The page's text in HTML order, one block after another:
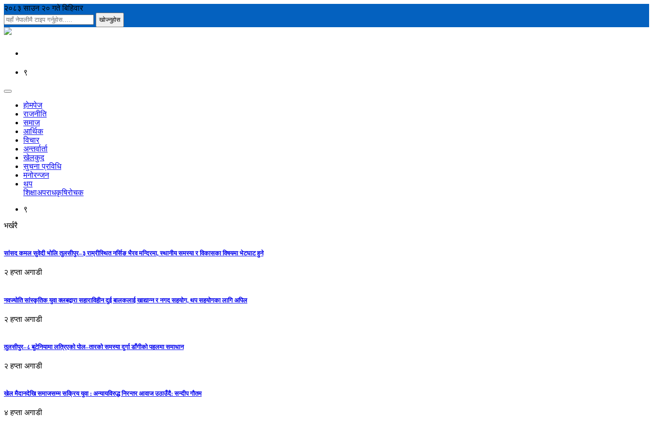
२०८३ साउन २० गते बिहिवार
९
होमपेज
राजनीति
समाज
आर्थिक
विचार
अन्तर्वार्ता
खेलकुद
सुचना प्रविधि
मनोरन्जन
थप
शिक्षाअपराधकृषिरोचक
९
भर्खरै
सांसद कमल सुवेदी भोलि तुलसीपुर–३ राम्रीस्थित नर्सिङ भैरव मन्दिरमा, स्थानीय समस्या र विकासका विषयमा भेटघाट हुने
२ हप्ता अगाडी
नवज्योति सांस्कृतिक युवा क्लबद्वारा सहाराविहीन दुई बालकलाई खाद्यान्न र नगद सहयोग, थप सहयोगका लागि अपिल
२ हप्ता अगाडी
तुलसीपुर–८ बुटेनियामा लत्रिएको पोल–तारको समस्या दुर्गा डाँगीको पहलमा समाधान
२ हप्ता अगाडी
खेल मैदानदेखि समाजसम्म सक्रिय युवा : अन्यायविरुद्ध निरन्तर आवाज उठाउँदै: सन्दीप गौतम
४ हप्ता अगाडी